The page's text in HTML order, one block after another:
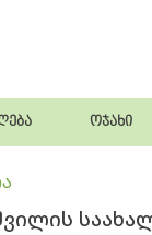
ოჯახი